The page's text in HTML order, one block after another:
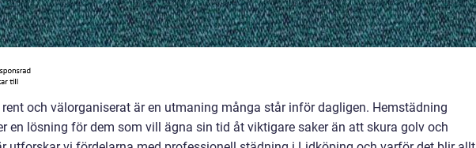
och välorganiserat är en utmaning många står inför dagligen. Hemstädning
en lösning för dem som vill ägna sin tid åt viktigare saker än att skura golv och